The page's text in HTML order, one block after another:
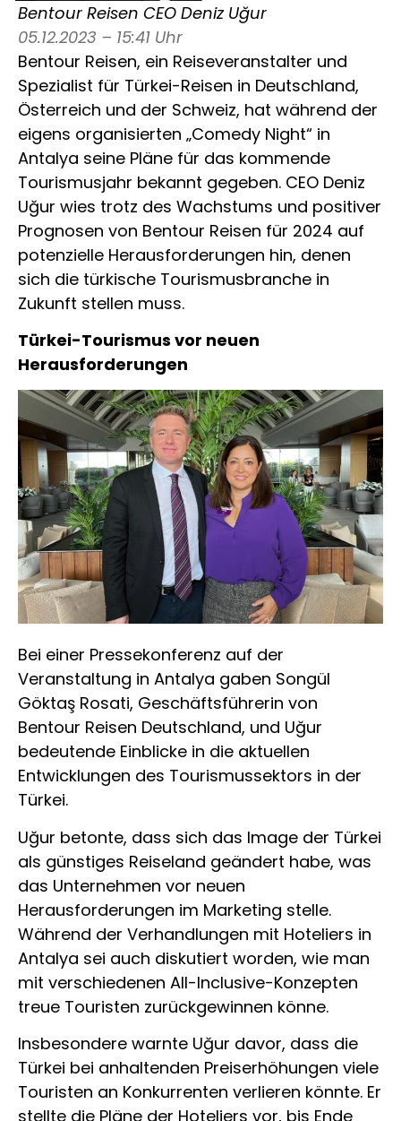
Bentour Reisen CEO Deniz Uğur
05.12.2023 – 15:41 Uhr
Bentour Reisen, ein Reiseveranstalter und
Spezialist für Türkei-Reisen in Deutschland,
Österreich und der Schweiz, hat während der
eigens organisierten „Comedy Night“ in
Antalya seine Pläne für das kommende
Tourismusjahr bekannt gegeben. CEO Deniz
Uğur wies trotz des Wachstums und positiver
Prognosen von Bentour Reisen für 2024 auf
potenzielle Herausforderungen hin, denen
sich die türkische Tourismusbranche in
Zukunft stellen muss.
Türkei-Tourismus vor neuen
Herausforderungen
Bei einer Pressekonferenz auf der
Veranstaltung in Antalya gaben Songül
Göktaş Rosati, Geschäftsführerin von
Bentour Reisen Deutschland, und Uğur
bedeutende Einblicke in die aktuellen
Entwicklungen des Tourismussektors in der
Türkei.
Uğur betonte, dass sich das Image der Türkei
als günstiges Reiseland geändert habe, was
das Unternehmen vor neuen
Herausforderungen im Marketing stelle.
Während der Verhandlungen mit Hoteliers in
Antalya sei auch diskutiert worden, wie man
mit verschiedenen All-Inclusive-Konzepten
treue Touristen zurückgewinnen könne.
Insbesondere warnte Uğur davor, dass die
Türkei bei anhaltenden Preiserhöhungen viele
Touristen an Konkurrenten verlieren könnte. Er
stellte die Pläne der Hoteliers vor, bis Ende